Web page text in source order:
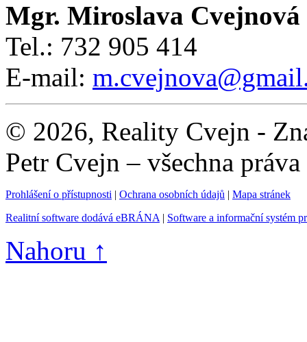
Mgr. Miroslava Cvejnová
Tel.: 732 905 414
E-mail:
© 2026, Reality Cvejn -
Petr Cvejn – všechna
Prohlášení o přístupnosti Ochrana osobních údajů
Mapa stránek
Realitní software dodává eBRÁNA| Software a informační systém
Nahoru ↑